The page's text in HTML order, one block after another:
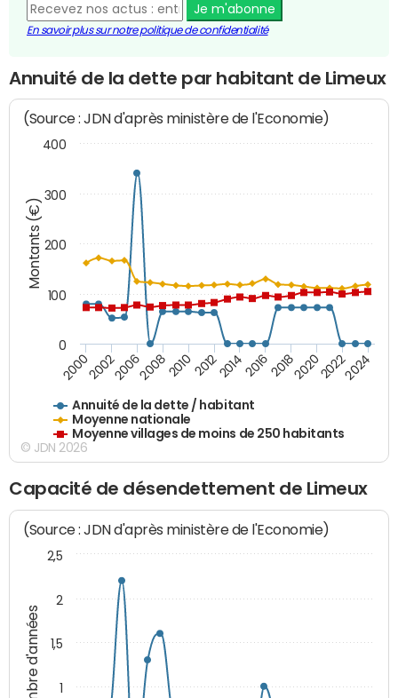
Je m'abonne
En savoir plus sur notre politique de confidentialité
Annuité de la dette par habitant de Limeux
Montants (€)
(Source : JDN d'après ministère de l'Economie)
Annuité de la dette / habitant
Moyenne nationale
Moyenne villages de moins de 250 habitants
200020022006200820102012201420162018202020222024
0
100
200
300
400
© JDN 2026
Capacité de désendettement de Limeux
Nombre d'années
(Source : JDN d'après ministère de l'Economie)
1
1,5
2
2,5